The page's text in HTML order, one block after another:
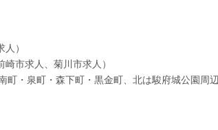
）
市求人、菊川市求人）
・泉町・森下町・黒金町、北は駿府城公園周辺